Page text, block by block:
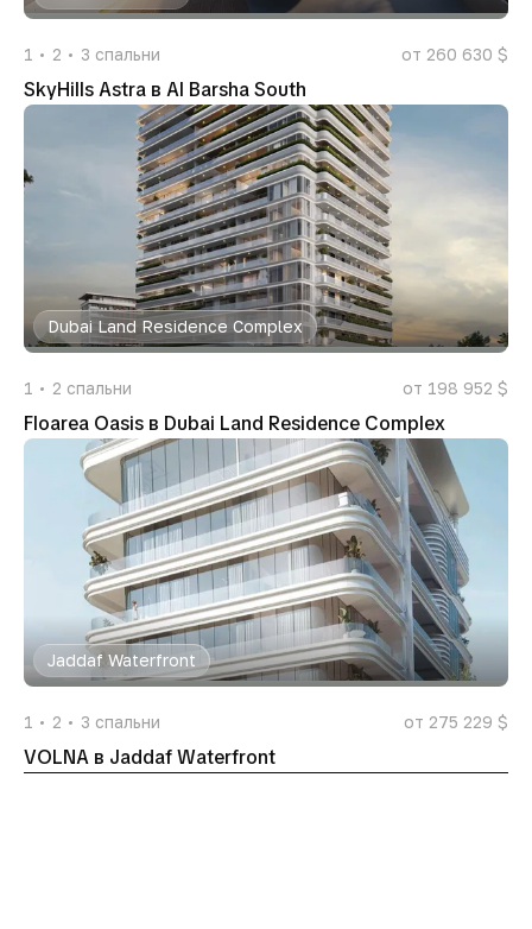
1 2 3 спальни от 260 630 $
SkyHills Astra в Al Barsha South
Dubai Land Residence Complex
1 2 спальни от 198 952 $
Floarea Oasis в Dubai Land Residence Complex
Jaddaf Waterfront
1 2 3 спальни от 275 229 $
VOLNA в Jaddaf Waterfront